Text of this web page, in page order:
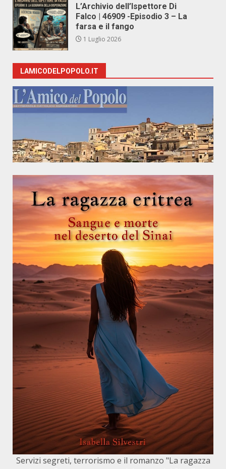
L’Archivio dell’Ispettore Di
Falco | 46909 -Episodio 3 – La
farsa e il fango
1 Luglio 2026
LAMICODELPOPOLO.IT
Servizi segreti, terrorismo e il romanzo "La ragazza